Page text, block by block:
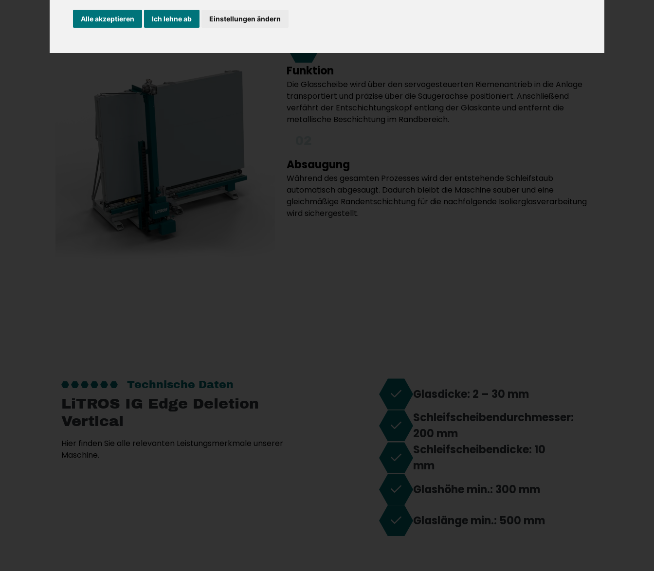
Alle akzeptieren Ich lehne ab Einstellungen ändern
Funktion
Die Glasscheibe wird über den servogesteuerten Riemenantrieb in die Anlage
transportiert und präzise über die Saugerachse positioniert. Anschließend
verfährt der Entschichtungskopf entlang der Glaskante und entfernt die
metallische Beschichtung im Randbereich.
Absaugung
Während des gesamten Prozesses wird der entstehende Schleifstaub
automatisch abgesaugt. Dadurch bleibt die Maschine sauber und eine
gleichmäßige Randentschichtung für die nachfolgende Isolierglasverarbeitung
wird sichergestellt.
Technische Daten
LiTROS IG Edge Deletion
Vertical
Hier finden Sie alle relevanten Leistungsmerkmale unserer
Maschine.
Glasdicke: 2 – 30 mm
Schleifscheibendurchmesser:
200 mm
Schleifscheibendicke: 10
mm
Glashöhe min.: 300 mm
Glaslänge min.: 500 mm